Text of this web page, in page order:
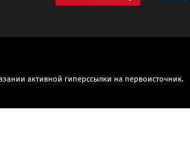
активной гиперссылки на первоисточник.